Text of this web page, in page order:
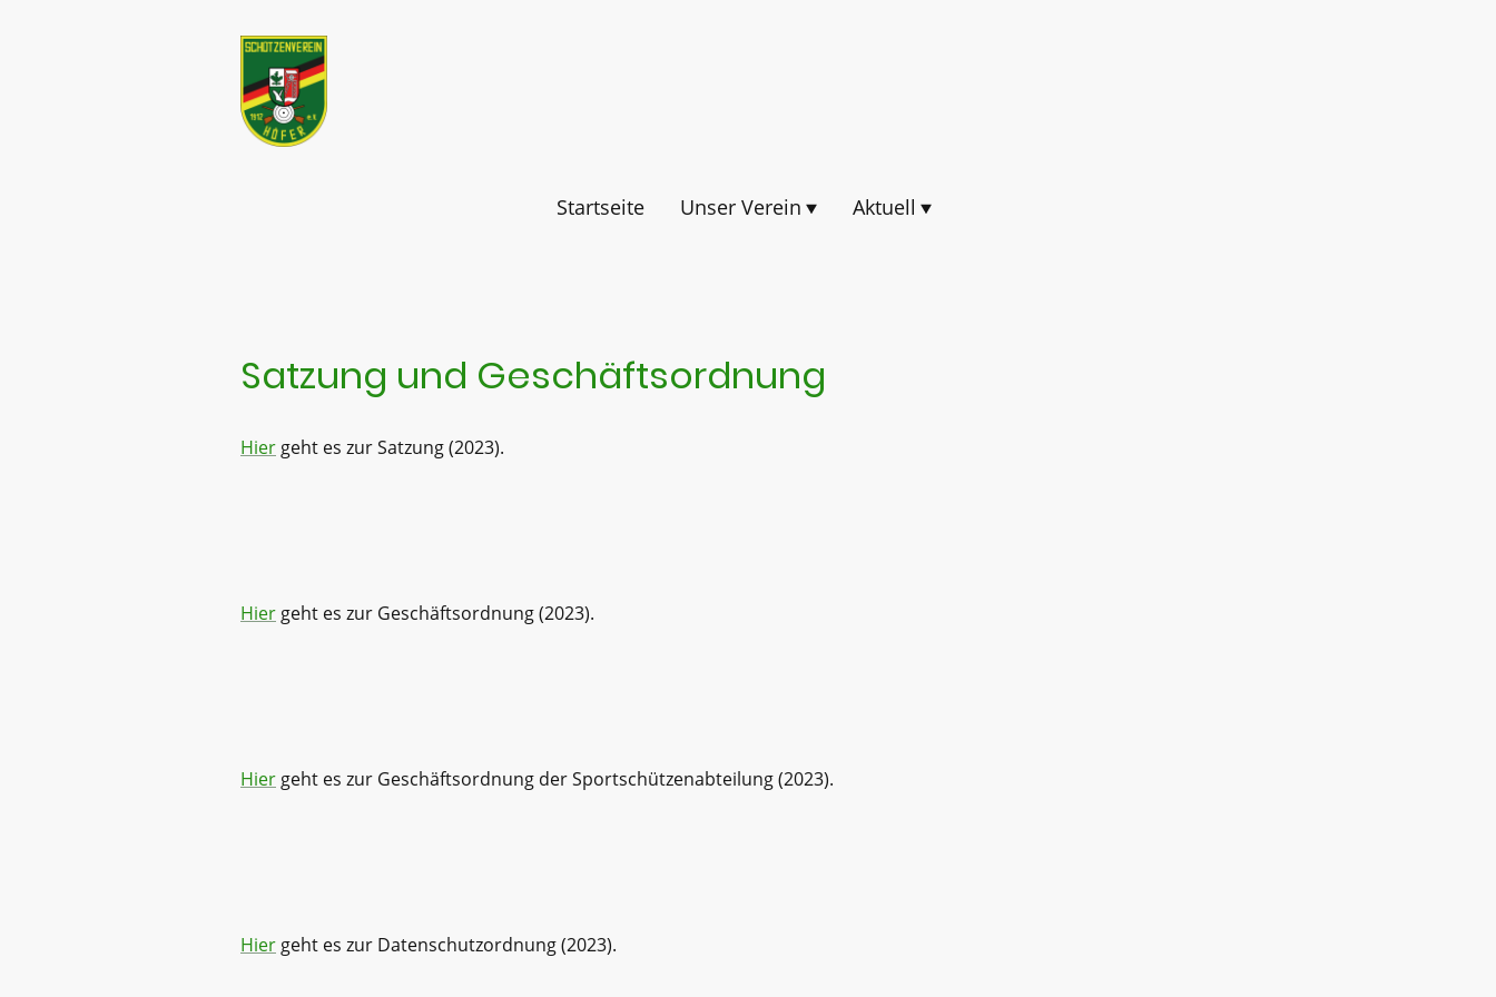
Startseite Unser Verein Aktuell
Satzung und Geschäftsordnung
Hier geht es zur Satzung (2023).
Hier geht es zur Geschäftsordnung (2023).
Hier geht es zur Geschäftsordnung der Sportschützenabteilung (2023).
Hier geht es zur Datenschutzordnung (2023).